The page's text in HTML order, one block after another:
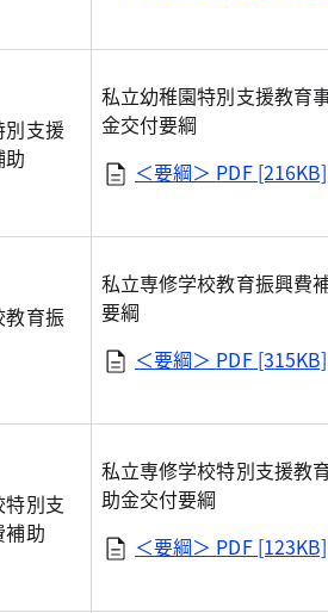
別支援
私立幼稚園特別支援教育
金交付要綱
＜要綱＞ PDF [216KB]
教育振
私立専修学校教育振興費
要綱
＜要綱＞ PDF [315KB]
特別支
補助
私立専修学校特別支援教
助金交付要綱
＜要綱＞ PDF [123KB]